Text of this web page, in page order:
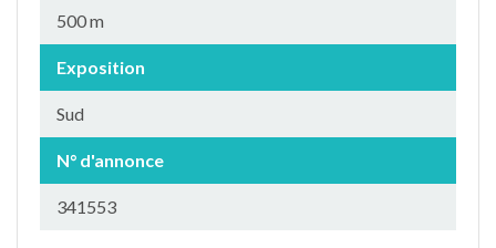
500 m
Exposition
Sud
N° d'annonce
341553